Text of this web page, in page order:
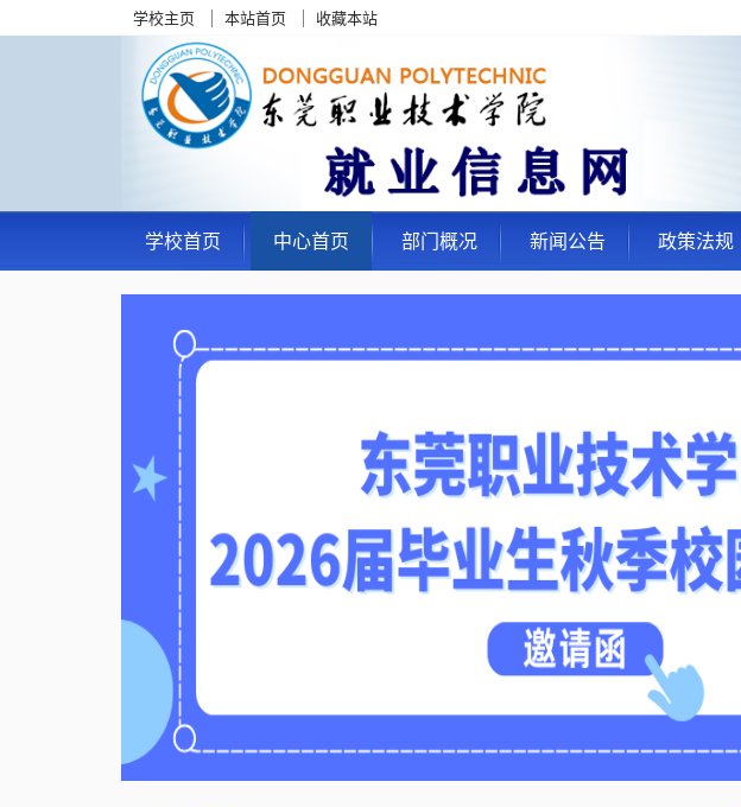
学校主页 本站首页 收藏本站
学校首页 中心首页 部门概况 新闻公告 政策法规